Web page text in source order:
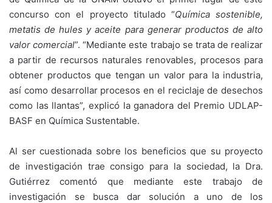
concurso con el proyecto titulado “Química sostenible,
metatis de hules y aceite para generar productos de alto
valor comercial”. “Mediante este trabajo se trata de realizar
a partir de recursos naturales renovables, procesos para
obtener productos que tengan un valor para la industria,
así como desarrollar procesos en el reciclaje de desechos
como las llantas”, explicó la ganadora del Premio UDLAP-
BASF en Química Sustentable.
Al ser cuestionada sobre los beneficios que su proyecto
de investigación trae consigo para la sociedad, la Dra.
Gutiérrez comentó que mediante este trabajo de
investigación se busca dar solución a uno de los